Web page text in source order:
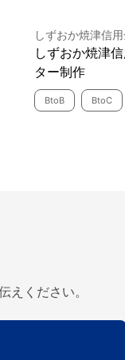
しずおか焼津信
しずおか焼津
ター制作
BtoB BtoC
えください。